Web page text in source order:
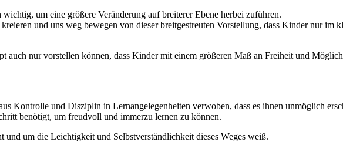
um eine größere Veränderung auf breiterer Ebene herbei zuführen.
und uns weg bewegen von dieser breitgestreuten Vorstellung, dass Kinder nur im
nur vorstellen können, dass Kinder mit einem größeren Maß an Freiheit und
Kontrolle und Disziplin in Lernangelegenheiten verwoben, dass es ihnen unmöglich
benötigt, um freudvoll und immerzu lernen zu können.
um die Leichtigkeit und Selbstverständlichkeit dieses Weges weiß.